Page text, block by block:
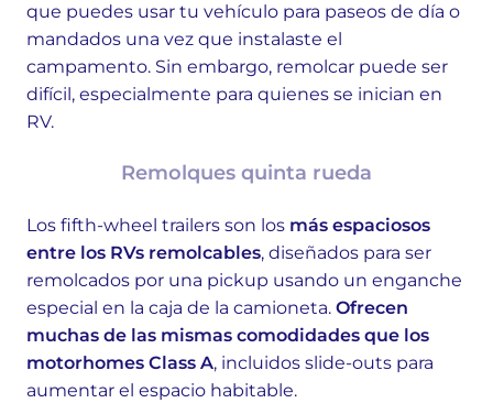
que puedes usar tu vehículo para paseos de día o
mandados una vez que instalaste el
campamento. Sin embargo, remolcar puede ser
difícil, especialmente para quienes se inician en
RV.
Remolques quinta rueda
Los fifth-wheel trailers son los más espaciosos
entre los RVs remolcables, diseñados para ser
remolcados por una pickup usando un enganche
especial en la caja de la camioneta. Ofrecen
muchas de las mismas comodidades que los
motorhomes Class A, incluidos slide-outs para
aumentar el espacio habitable.